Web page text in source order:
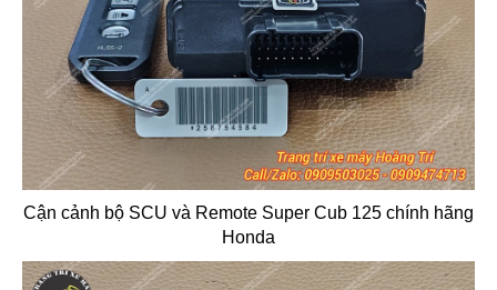
Cận cảnh bộ SCU và Remote Super Cub 125 chính hãng
Honda